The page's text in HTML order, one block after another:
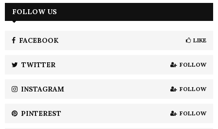
h
H
FOLLOW US
FACEBOOK LIKE
TWITTER FOLLOW
INSTAGRAM FOLLOW
PINTEREST FOLLOW